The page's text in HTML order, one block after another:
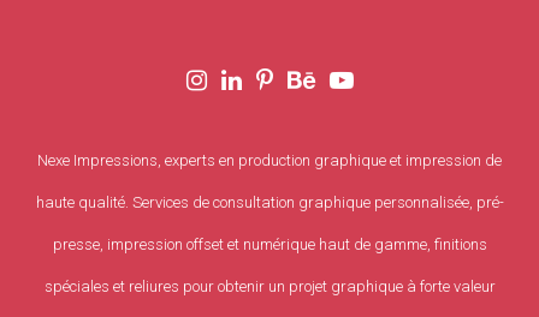
Nexe Impressions, experts en production graphique et impression de
haute qualité. Services de consultation graphique personnalisée, pré-
presse, impression offset et numérique haut de gamme, finitions
spéciales et reliures pour obtenir un projet graphique à forte valeur